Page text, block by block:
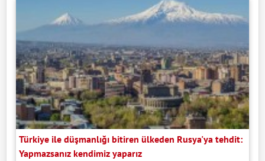
Türkiye ile düşmanlığı bitiren ülkeden Rusya'ya tehdit:
Yapmazsanız kendimiz yaparız